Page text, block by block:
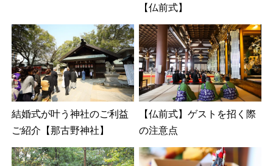
【仏前式】
結婚式が叶う神社のご利益
ご紹介【那古野神社】
【仏前式】ゲストを招く際
の注意点